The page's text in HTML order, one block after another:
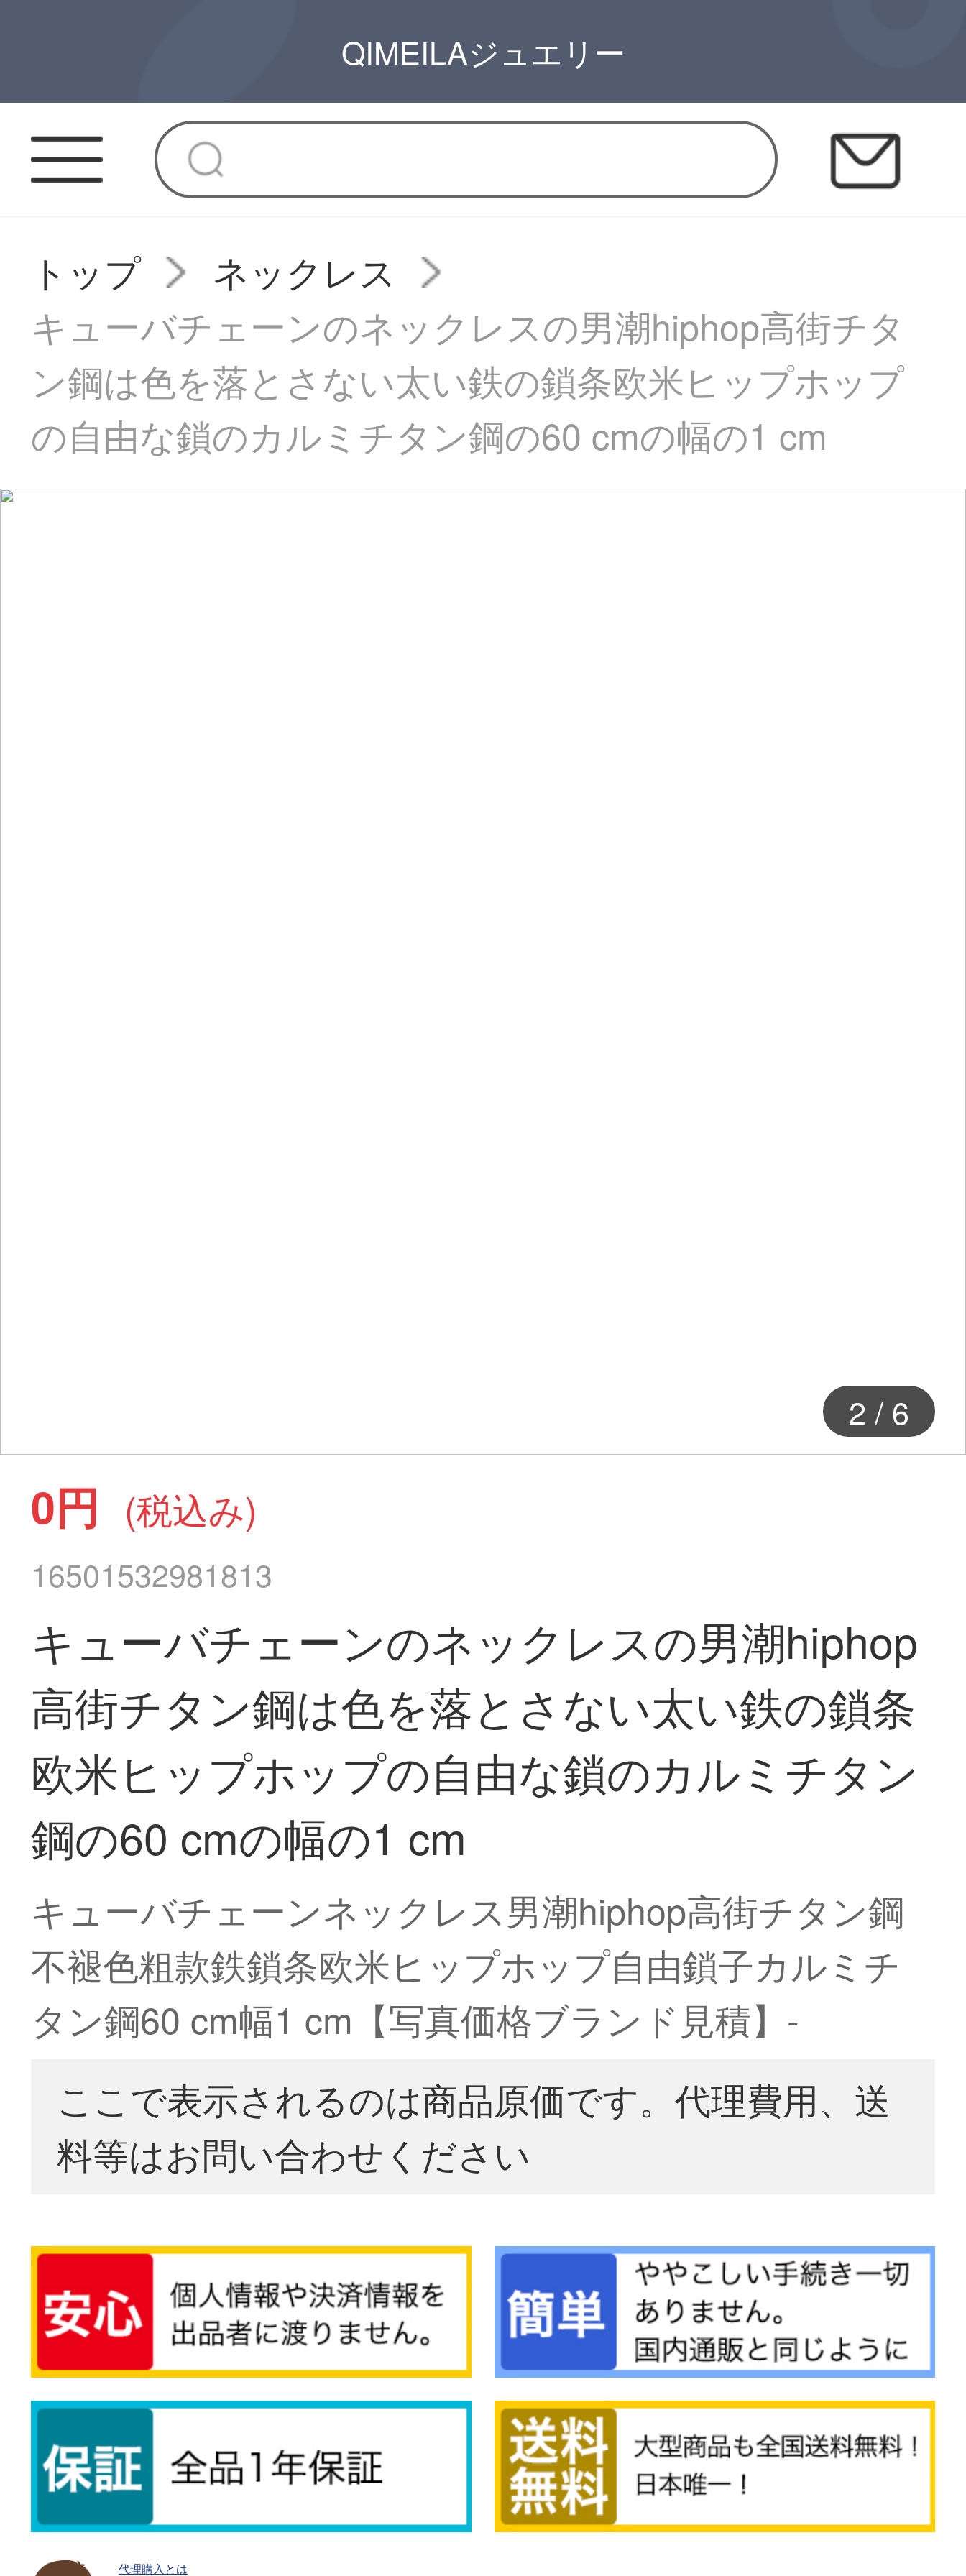
QIMEILAジュエリー
トップ
ネックレス
キューバチェーンのネックレスの男潮hiphop高街チタ
ン鋼は色を落とさない太い鉄の鎖条欧米ヒップホップ
の自由な鎖のカルミチタン鋼の60 cmの幅の1 cm
2 / 6
0円 (税込み)
16501532981813
キューバチェーンのネックレスの男潮hiphop
高街チタン鋼は色を落とさない太い鉄の鎖条
欧米ヒップホップの自由な鎖のカルミチタン
鋼の60 cmの幅の1 cm
キューバチェーンネックレス男潮hiphop高街チタン鋼
不褪色粗款鉄鎖条欧米ヒップホップ自由鎖子カルミチ
タン鋼60 cm幅1 cm【写真価格ブランド見積】-
ここで表示されるのは商品原価です。代理費用、送
料等はお問い合わせください
代理購入とは